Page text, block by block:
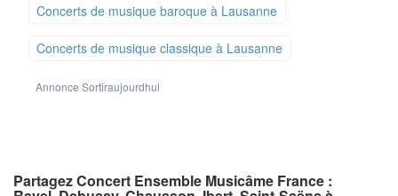
Concerts de musique baroque à Lausanne
Concerts de musique classique à Lausanne
Annonce Sortiraujourdhui
Partagez Concert Ensemble Musicâme France :